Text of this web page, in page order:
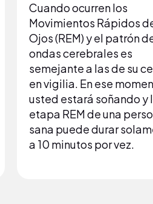
Cuando ocurren los
Movimientos Rápidos
Ojos (REM) y el patrón
ondas cerebrales es
semejante a las de su
en vigilia. En ese
usted estará soñando y
etapa REM de una
sana puede durar
a 10 minutos por vez.